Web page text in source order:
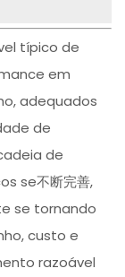
típico de
em
adequados
de
de
se不断完善,
se tornando
custo e
razoável